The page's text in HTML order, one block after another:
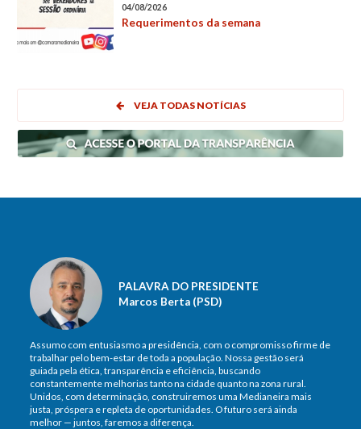
04/08/2026
Requerimentos da semana
VEJA TODAS NOTÍCIAS
PALAVRA DO PRESIDENTE
Marcos Berta (PSD)
Assumo com entusiasmo a presidência, com o compromisso firme de
trabalhar pelo bem-estar de toda a população. Nossa gestão será
guiada pela ética, transparência e eficiência, buscando
constantemente melhorias tanto na cidade quanto na zona rural.
Unidos, com determinação, construiremos uma Medianeira mais
justa, próspera e repleta de oportunidades. O futuro será ainda
melhor — juntos, faremos a diferença.